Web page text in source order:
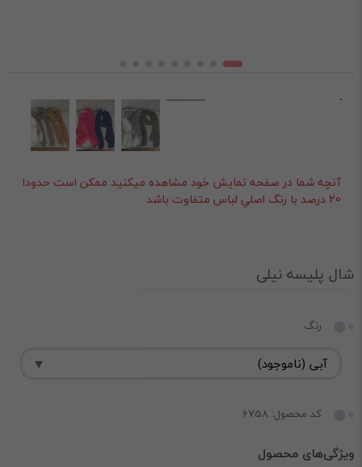
آنچه شما در صفحه نمايش خود مشاهده ميکنيد ممکن است حدودا
20 درصد با رنگ اصلي لباس متفاوت باشد
شال پلیسه نیلی
رنگ
کد محصول: 6758